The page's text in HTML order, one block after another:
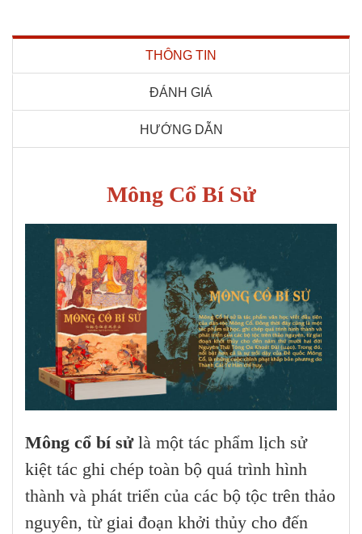
THÔNG TIN
ĐÁNH GIÁ
HƯỚNG DẪN
Mông Cổ Bí Sử
Mông cổ bí sử là một tác phẩm lịch sử
kiệt tác ghi chép toàn bộ quá trình hình
thành và phát triển của các bộ tộc trên thảo
nguyên, từ giai đoạn khởi thủy cho đến